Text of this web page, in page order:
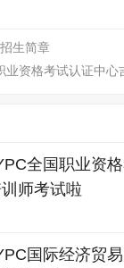
生简章
业资格考试认证中心
全国职业资
师考试啦
国际经济贸